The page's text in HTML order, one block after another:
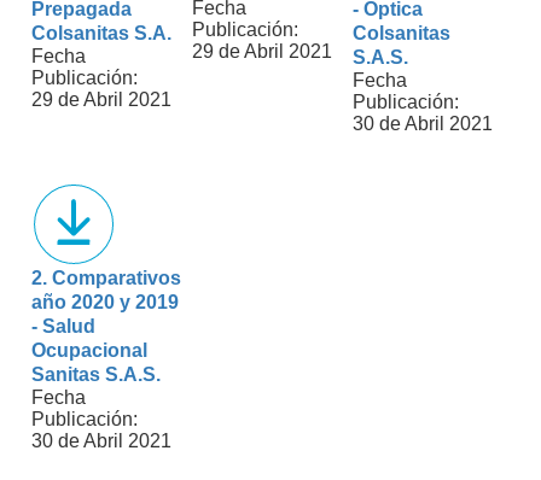
Prepagada
Colsanitas S.A.
Fecha
Publicación:
29 de Abril 2021
Fecha
Publicación:
29 de Abril 2021
- Optica
Colsanitas
S.A.S.
Fecha
Publicación:
30 de Abril 2021
2. Comparativos
año 2020 y 2019
- Salud
Ocupacional
Sanitas S.A.S.
Fecha
Publicación:
30 de Abril 2021